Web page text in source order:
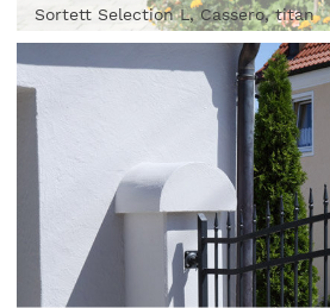
Sortett Selection L, Cassero, titan